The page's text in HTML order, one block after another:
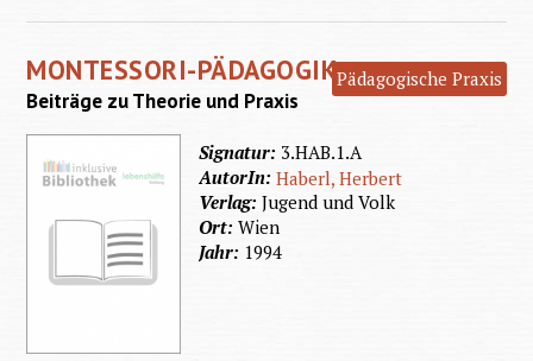
MONTESSORI-PÄDAGOGIKPädagogische Praxis
Beiträge zu Theorie und Praxis
Signatur: 3.HAB.1.A
AutorIn:Haberl, Herbert
Verlag:Jugend und Volk
Ort:Wien
Jahr: 1994